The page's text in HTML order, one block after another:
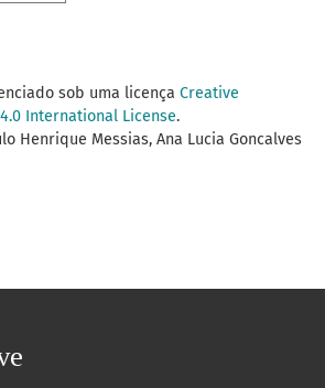
sob uma licença Creative
International License.
Henrique Messias, Ana Lucia Goncalves